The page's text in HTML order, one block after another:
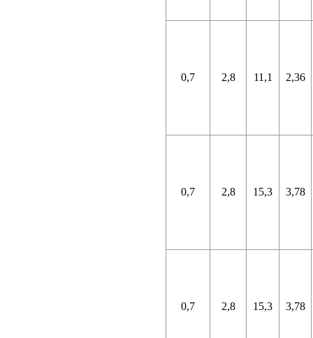
0,7 2,8 11,1 2,36
0,7 2,8 15,3 3,78
0,7 2,8 15,3 3,78